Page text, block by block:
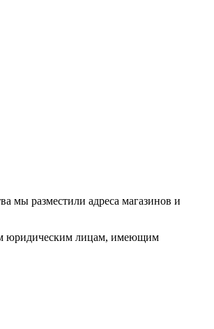
мы разместили адреса магазинов и
юридическим лицам, имеющим